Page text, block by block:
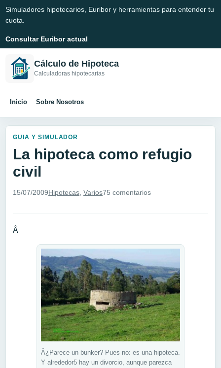
Simuladores hipotecarios, Euribor y herramientas para entender tu
cuota.
Consultar Euribor actual
Cálculo de Hipoteca
Calculadoras hipotecarias
Inicio Sobre Nosotros
GUIA Y SIMULADOR
La hipoteca como refugio
civil
15/07/2009Hipotecas Varios75 comentarios
Â
Â¿Parece un bunker? Pues no: es una hipoteca.
Y alrededor5 hay un divorcio, aunque parezca